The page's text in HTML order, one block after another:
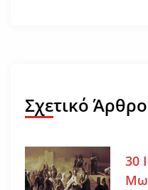
Σχετικό Άρθρο
30